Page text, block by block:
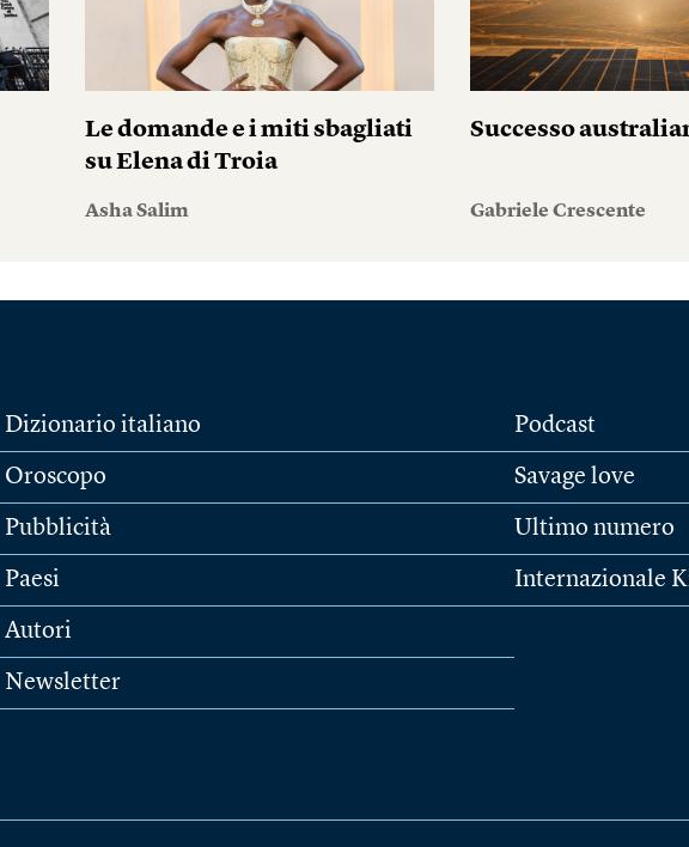
Le domande e i miti sbagliati
su Elena di Troia
Asha Salim
Successo
Gabriele Crescente
Dizionario italiano
Oroscopo
Pubblicità
Paesi
Autori
Newsletter
Podcast
Savage love
Ultimo numero
Internazionale